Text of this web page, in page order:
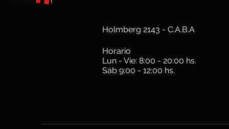
Holmberg 2143 - C.A.B.A
Horario
Lun - Vie: 8:00 - 20:00 hs.
Sáb 9:00 - 12:00 hs.